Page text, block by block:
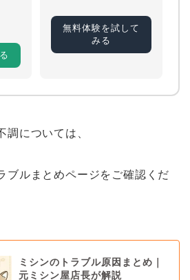
無料体験を試して
みる
調については、
ブルまとめページをご確認くだ
ミシンのトラブル原因まとめ｜
元ミシン屋店長が解説